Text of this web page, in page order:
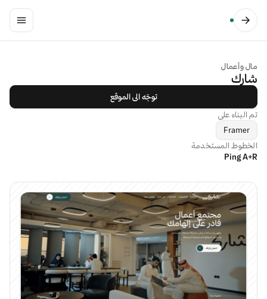
مال وأعمال
شارك
توجّه الى الموقع
تم البناء على
Framer
الخطوط المستخدمة
Ping A+R